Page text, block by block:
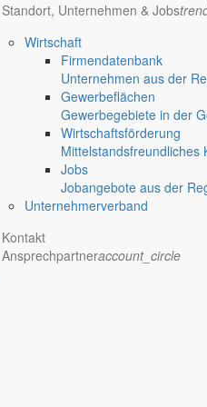
Standort, Unternehmen & Jobs
Wirtschaft
Firmendatenbank
Unternehmen aus der
Gewerbeflächen
Gewerbegebiete in der
Wirtschaftsförderung
Mittelstandsfreundliches
Jobs
Jobangebote aus der
Unternehmerverband
Kontakt
Ansprechpartneraccount_circle
ihre Schatten voraus.
Markersdorf ist am 18.
zu kommen. Nur wer
Bürgern, Freunden und